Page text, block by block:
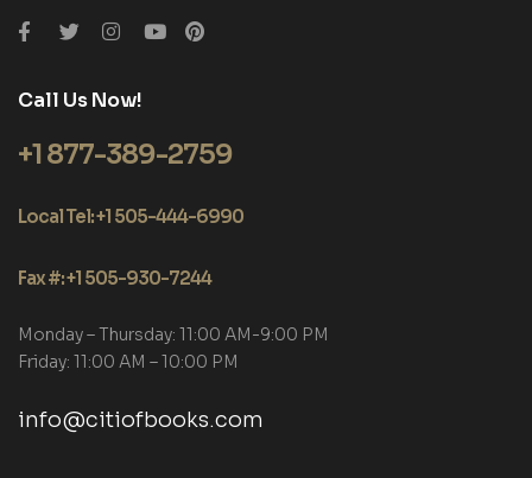
Call Us Now!
+1 877-389-2759
Local Tel: +1 505-444-6990
Fax #: +1 505-930-7244
Monday – Thursday: 11:00 AM-9:00 PM
Friday: 11:00 AM – 10:00 PM
info@citiofbooks.com